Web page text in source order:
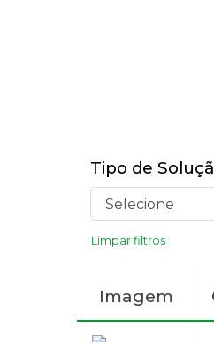
Tipo de
Limpar filtros
Imagem